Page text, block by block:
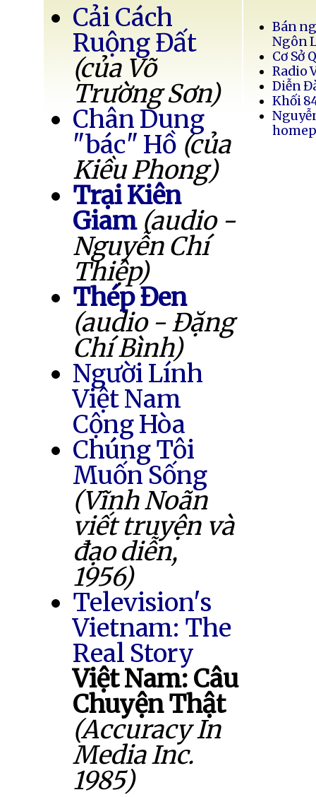
Cải Cách
Ruộng Đất
(của Võ
Trường Sơn)
Chân Dung
"bác" Hồ (của
Kiều Phong)
Trại Kiên
Giam (audio -
Nguyễn Chí
Thiệp)
Thép Đen
(audio - Đặng
Chí Bình)
Người Lính
Việt Nam
Cộng Hòa
Chúng Tôi
Muốn Sống
(Vĩnh Noãn
viết truyện và
đạo diễn,
1956)
Television's
Vietnam: The
Real Story
Việt Nam: Câu
Chuyện Thật
(Accuracy In
Media Inc.
1985)
Bán
Ngôn
Cơ Sở
Radio
Diễn
Khối